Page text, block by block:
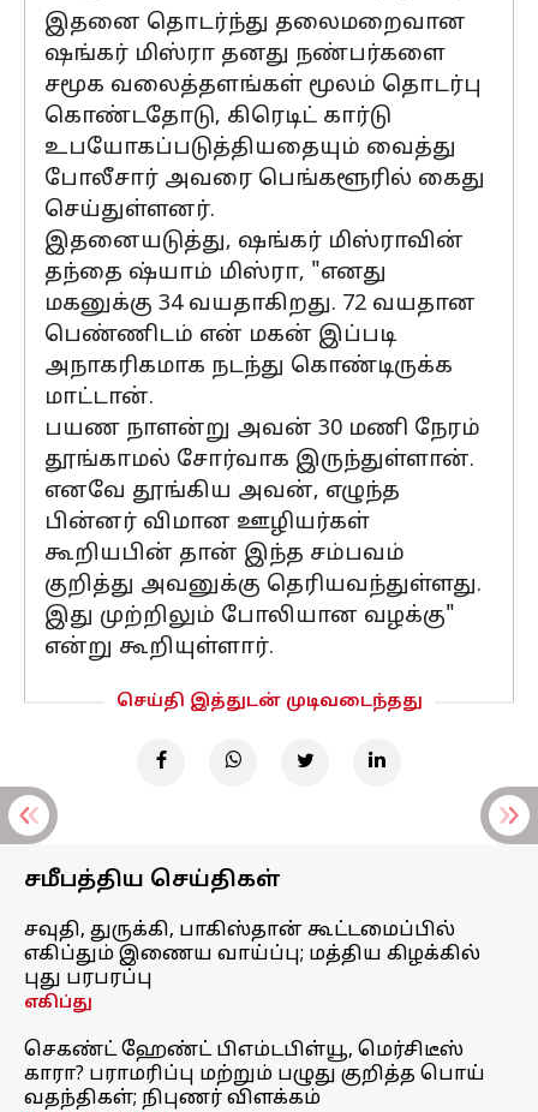
இதனை தொடர்ந்து தலைமறைவான
ஷங்கர் மிஸ்ரா தனது நண்பர்களை
சமூக வலைத்தளங்கள் மூலம் தொடர்பு
கொண்டதோடு, கிரெடிட் கார்டு
உபயோகப்படுத்தியதையும் வைத்து
போலீசார் அவரை பெங்களூரில் கைது
செய்துள்ளனர்.
இதனையடுத்து, ஷங்கர் மிஸ்ராவின்
தந்தை ஷ்யாம் மிஸ்ரா, "எனது
மகனுக்கு 34 வயதாகிறது. 72 வயதான
பெண்ணிடம் என் மகன் இப்படி
அநாகரிகமாக நடந்து கொண்டிருக்க
மாட்டான்.
பயண நாளன்று அவன் 30 மணி நேரம்
தூங்காமல் சோர்வாக இருந்துள்ளான்.
எனவே தூங்கிய அவன், எழுந்த
பின்னர் விமான ஊழியர்கள்
கூறியபின் தான் இந்த சம்பவம்
குறித்து அவனுக்கு தெரியவந்துள்ளது.
இது முற்றிலும் போலியான வழக்கு"
என்று கூறியுள்ளார்.
செய்தி இத்துடன் முடிவடைந்தது
சமீபத்திய செய்திகள்
சவுதி, துருக்கி, பாகிஸ்தான் கூட்டமைப்பில்
எகிப்தும் இணைய வாய்ப்பு; மத்திய கிழக்கில்
புது பரபரப்பு
எகிப்து
செகண்ட் ஹேண்ட் பிஎம்டபிள்யூ, மெர்சிடீஸ்
காரா? பராமரிப்பு மற்றும் பழுது குறித்த பொய்
வதந்திகள்; நிபுணர் விளக்கம்